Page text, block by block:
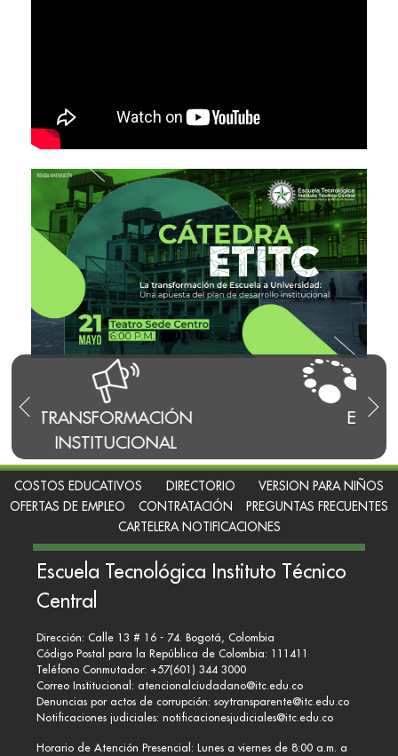
EMISORA
COSTOS EDUCATIVOS DIRECTORIO
VERSION PARA NIÑOS
OFERTAS DE EMPLEO
CONTRATACIÓN
PREGUNTAS FRECUENTES
CARTELERA NOTIFICACIONES
Escuela Tecnológica Instituto Técnico
Central
Dirección: Calle 13 # 16 - 74. Bogotá, Colombia
Código Postal para la República de Colombia: 111411
Teléfono Conmutador: +57(601) 344 3000
Correo Institucional: atencionalciudadano@itc.edu.co
Denuncias por actos de corrupción: soytransparente@itc.edu.co
Notificaciones judiciales: notificacionesjudiciales@itc.edu.co
Horario de Atención Presencial: Lunes a viernes de 8:00 a.m. a